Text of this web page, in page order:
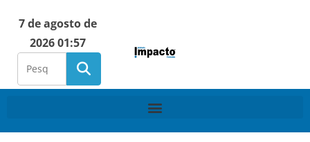
7 de agosto de
2026 01:57